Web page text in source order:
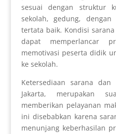
sesuai dengan struktur
sekolah, gedung,
tertata baik. Kondisi
dapat memperlancar
memotivasi peserta didik
ke sekolah.
Ketersediaan sarana
Jakarta, merupakan
memberikan pelayanan
ini disebabkan karena
menunjang keberhasilan